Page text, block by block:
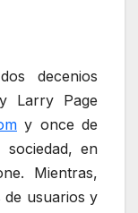
decenios
Larry Page
y once de
en
Mientras,
de usuarios y